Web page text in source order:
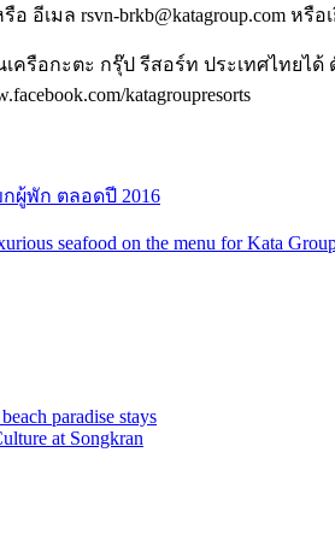
เมล rsvn-brkb@katagroup.com หรือ
รือกะตะ กรุ๊ป รีสอร์ท ประเทศไทยได้
katagroupresorts
ผู้พัก ตลอดปี 2016
seafood on the menu for Kata
paradise stays
at Songkran